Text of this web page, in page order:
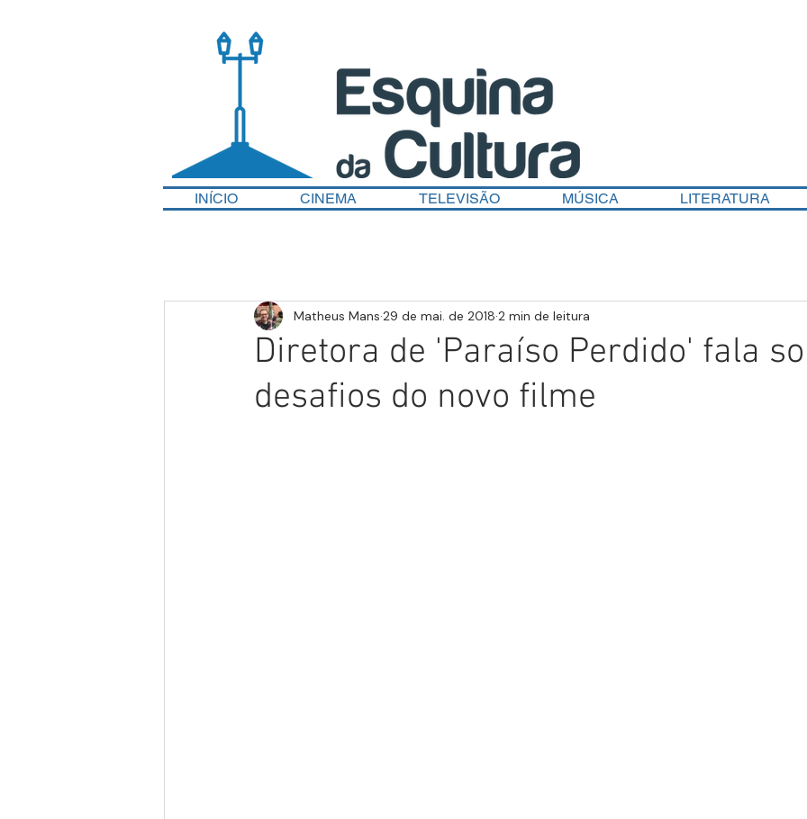
INÍCIO CINEMA TELEVISÃO MÚSICA LITERATURA
Diretora de 'Paraíso Perdido' fala
desafios do novo filme
Matheus Mans 29 de mai. de 2018 2 min de leitura